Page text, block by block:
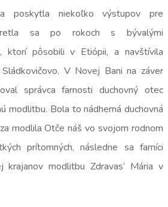
poskytla niekoľko výstupov pre
sa po rokoch s bývalými
ktorí pôsobili v Etiópii, a navštívila
V Novej Bani na záver
správca farnosti duchovný otec
modlitbu. Bola to nádherná duchovná
modlila Otče náš vo svojom rodnom
prítomných, následne sa farníci
modlitbu Zdravas‘ Mária v